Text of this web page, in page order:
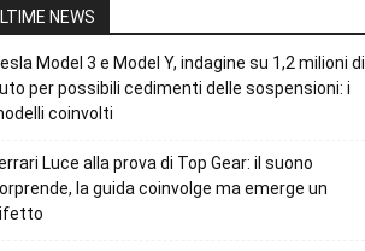
NEWS
Model 3 e Model Y, indagine su 1,2 milioni di
per possibili cedimenti delle sospensioni: i
coinvolti
Luce alla prova di Top Gear: il suono
la guida coinvolge ma emerge un